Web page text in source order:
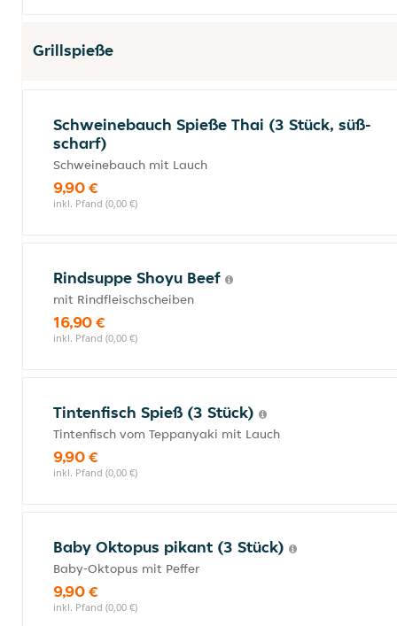
Grillspieße
Schweinebauch Spieße Thai (3 Stück, süß-
scharf)
Schweinebauch mit Lauch
9,90 €
inkl. Pfand (0,00 €)
Rindsuppe Shoyu Beef
mit Rindfleischscheiben
16,90 €
inkl. Pfand (0,00 €)
Tintenfisch Spieß (3 Stück)
Tintenfisch vom Teppanyaki mit Lauch
9,90 €
inkl. Pfand (0,00 €)
Baby Oktopus pikant (3 Stück)
Baby-Oktopus mit Peffer
9,90 €
inkl. Pfand (0,00 €)